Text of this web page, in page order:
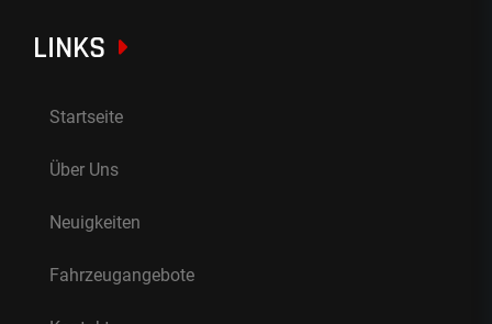
LINKS
Startseite
Über Uns
Neuigkeiten
Fahrzeugangebote